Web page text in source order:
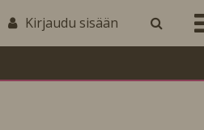
Kirjaudu sisään